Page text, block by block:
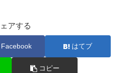
アする
Facebook はてブ
コピー